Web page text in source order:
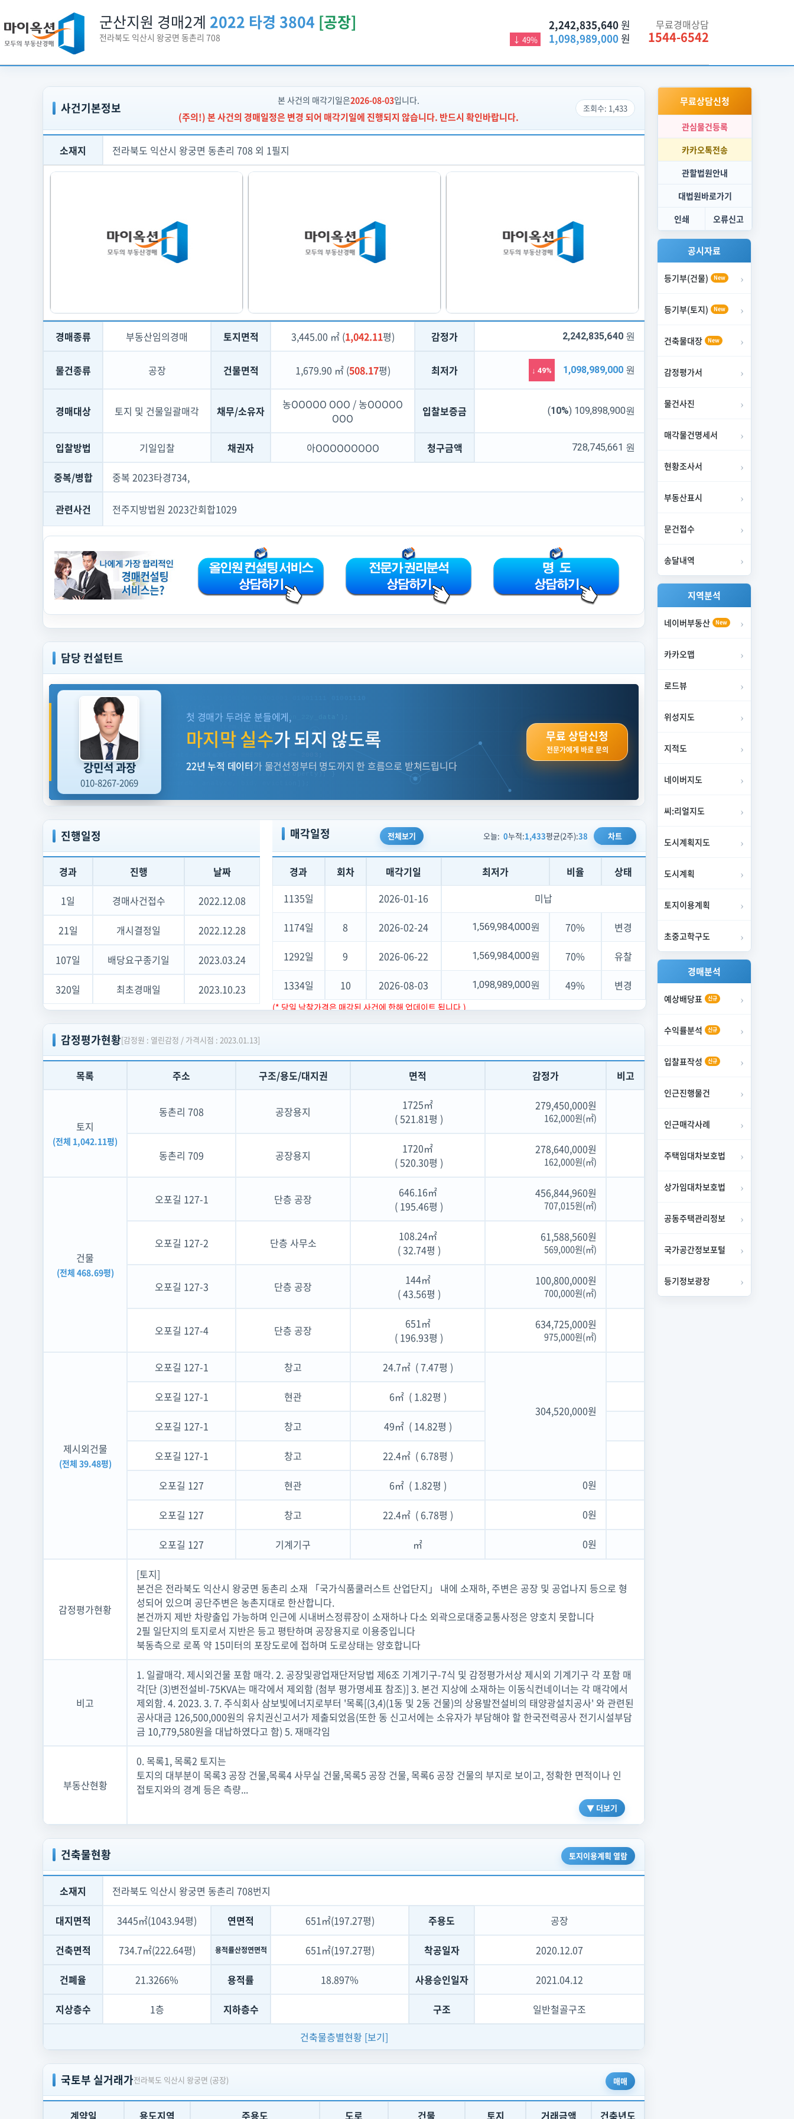
군산지원 경매2계 2022 타경 3804 [공장]
전라북도 익산시 왕궁면 동촌리 708
무료경매상담
1544-6542
2,242,835,640원
↓ 49% 1,098,989,000원
사건기본정보 조회수: 1,433
본 사건의 매각기일은2026-08-03입니다.
(주의!) 본 사건의 경매일정은 변경되어 매각기일에 진행되지 않습니다. 반드시 확인바랍니다.
소재지 전라북도 익산시 왕궁면 동촌리 708 외 1필지
경매종류 부동산임의경매 토지면적 3,445.00 ㎡ (1,042.11평) 감정가 2,242,835,640 원
물건종류 공장 건물면적 1,679.90 ㎡ (508.17평) 최저가 ↓ 49% 1,098,989,000 원
경매대상 토지 및 건물일괄매각 채무/소유자
농OOOOO OOO / 농OOOOO
OOO
입찰보증금 (10%) 109,898,900원
입찰방법 기일입찰 채권자 아OOOOOOOOO 청구금액 728,745,661 원
중복/병합 중복 2023타경734,
관련사건 전주지방법원 2023간회합1029
담당 컨설턴트
강민석 과장
010-8267-2069
마
옥
터
설
홍
보
배
너
—
매
움
무료 상담신청
전문가에게 바로 문의
01001101 01000001 01010101 01000011 01010100 01001001 01001111 01001110
async function
analyzeProperty
history db.query('SELECT * FROM auction_22y_data'
pattern
return { riskLevel: pattern.risk, suggestedBid: pattern.bid };
bid_price, success_rate
[INFO] 누적 데이터 포인트: 1,247,892건 · 분석완료
(property.lien.exists) {
const
result
= pipeline([search, analyze, bid, eviction]);
10110100 01101110 11010010 00101001
function
calculateOptimalBid(propertyData, marketHistory) {
[LOG] 권리분석 모듈 v22.4 로드됨 · 정상
첫 경매가 두려운 분들에게,
마지막 실수가 되지 않도록
22년 누적 데이터가 물건선정부터 명도까지 한 흐름으로 받쳐드립니다
진행일정
경과 진행 날짜
1일 경매사건접수 2022.12.08
21일 개시결정일 2022.12.28
107일 배당요구종기일 2023.03.24
320일 최초경매일 2023.10.23
매각일정 전체보기 오늘: 0누적:1,433평균(2주):38 차트
경과 회차 매각기일 최저가 비율 상태
872일 2,124,598,320원 95% 변경
956일 4 2,242,835,640원 100% 유찰
2025-08-11 1,569,984,000원
1082일 2025-11-24 1,569,984,000원 70% 매각
낙찰 1,800,000,000 (80%)
1135일 2026-01-16 미납
1174일 8 2026-02-24 1,569,984,000원 70% 변경
1292일 9 2026-06-22 1,569,984,000원 70% 유찰
1334일 10 2026-08-03 1,098,989,000원 49% 변경
(* 당일 낙찰가격은 매각된 사건에 한해 업데이트 됩니다.)
감정평가현황[감정원 : 열린감정 / 가격시점 : 2023.01.13]
목록 주소 구조/용도/대지권 면적 감정가 비고
토지
(전체 1,042.11평)
동촌리 708 공장용지
1725㎡
( 521.81평 )
279,450,000원
162,000원(㎡)
동촌리 709 공장용지
1720㎡
( 520.30평 )
278,640,000원
162,000원(㎡)
건물
(전체 468.69평)
오포길 127-1 단층 공장
646.16㎡
( 195.46평 )
456,844,960원
707,015원(㎡)
오포길 127-2 단층 사무소
108.24㎡
( 32.74평 )
61,588,560원
569,000원(㎡)
오포길 127-3 단층 공장
144㎡
( 43.56평 )
100,800,000원
700,000원(㎡)
오포길 127-4 단층 공장
651㎡
( 196.93평 )
634,725,000원
975,000원(㎡)
제시외건물
(전체 39.48평)
오포길 127-1 창고 24.7㎡ ( 7.47평 )
304,520,000원
오포길 127-1 현관 6㎡ ( 1.82평 )
오포길 127-1 창고 49㎡ ( 14.82평 )
오포길 127-1 창고 22.4㎡ ( 6.78평 )
오포길 127 현관 6㎡ ( 1.82평 ) 0원
오포길 127 창고 22.4㎡ ( 6.78평 ) 0원
오포길 127 기계기구 ㎡ 0원
감정평가현황
[토지]
본건은 전라북도 익산시 왕궁면 동촌리 소재 「국가식품쿨러스트 산업단지」 내에 소재하, 주변은 공장 및 공업나지 등으로 형
성되어 있으며 공단주변은 농촌지대로 한산합니다.
본건까지 제반 차량출입 가능하며 인근에 시내버스정류장이 소재하나 다소 외곽으로대중교통사정은 양호치 못합니다
2필 일단지의 토지로서 지반은 등고 평탄하며 공장용지로 이용중입니다
북동측으로 로폭 약 15미터의 포장도로에 접하며 도로상태는 양호합니다
비고
1. 일괄매각. 제시외건물 포함 매각. 2. 공장및광업재단저당법 제6조 기계기구-7식 및 감정평가서상 제시외 기계기구 각 포함 매
각[단 (3)변전설비-75KVA는 매각에서 제외함 (첨부 평가명세표 참조)] 3. 본건 지상에 소재하는 이동식컨네이너는 각 매각에서
제외함. 4. 2023. 3. 7. 주식회사 삼보빛에너지로부터 '목록[(3,4)(1동 및 2동 건물)의 상용발전설비의 태양광설치공사' 와 관련된
공사대금 126,500,000원의 유치권신고서가 제출되었음(또한 동 신고서에는 소유자가 부담해야 할 한국전력공사 전기시설부담
금 10,779,580원을 대납하였다고 함) 5. 재매각임
부동산현황
0. 목록1, 목록2 토지는
토지의 대부분이 목록3 공장 건물,목록4 사무실 건물,목록5 공장 건물, 목록6 공장 건물의 부지로 보이고, 정확한 면적이나 인
접토지와의 경계 등은 측량...
▼ 더보기
건축물현황 토지이용계획 열람
소재지 전라북도 익산시 왕궁면 동촌리 708번지
대지면적 3445㎡(1043.94평) 연면적 651㎡(197.27평) 주용도 공장
건축면적 734.7㎡(222.64평) 용적률산정연면적 651㎡(197.27평) 착공일자 2020.12.07
건폐율 21.3266% 용적률 18.897% 사용승인일자 2021.04.12
지상층수 1층 지하층수 구조
일반철골구조
건축물층별현황 [보기]
국토부 실거래가전라북도 익산시 왕궁면 (공장) 매매
계약일 용도지역 주용도 도로 건물 토지 거래금액 건축년도
무료상담신청
관심물건등록
카카오톡전송
관할법원안내
대법원바로가기
인쇄
오류신고
공시자료
등기부(건물) New
등기부(토지) New
건축물대장 New
감정평가서
물건사진
매각물건명세서
현황조사서
부동산표시
문건접수
송달내역
지역분석
네이버부동산 New
카카오맵
로드뷰
위성지도
지적도
네이버지도
씨:리얼지도
도시계획지도
도시계획
토지이용계획
초중고학구도
경매분석
예상배당표 신규
수익률분석 신규
입찰표작성 신규
인근진행물건
인근매각사례
주택임대차보호법
상가임대차보호법
공동주택관리정보
국가공간정보포털
등기정보광장